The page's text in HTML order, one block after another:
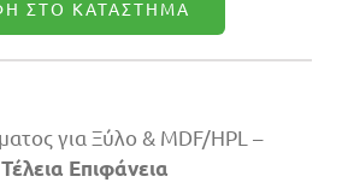
ΣΤΟ ΚΑΤΆΣΤΗΜΑ
για Ξύλο & MDF/HPL –
Επιφάνεια